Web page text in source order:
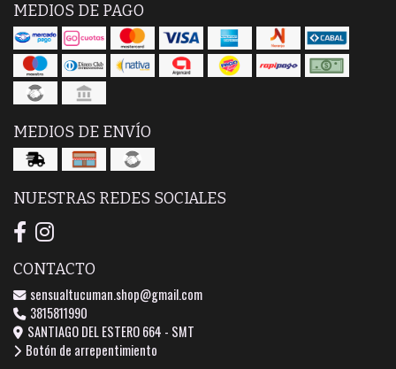
MEDIOS DE PAGO
MEDIOS DE ENVÍO
NUESTRAS REDES SOCIALES
CONTACTO
sensualtucuman.shop@gmail.com
3815811990
SANTIAGO DEL ESTERO 664 - SMT
Botón de arrepentimiento